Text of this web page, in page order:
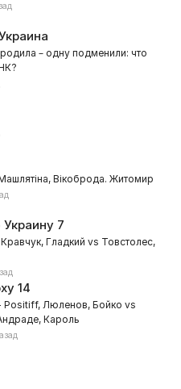
– одну подменили: что
Вікоброда. Житомир
7
Гладкий vs Товстолес,
14
Positiff, Люленов, Бойко vs
Кароль